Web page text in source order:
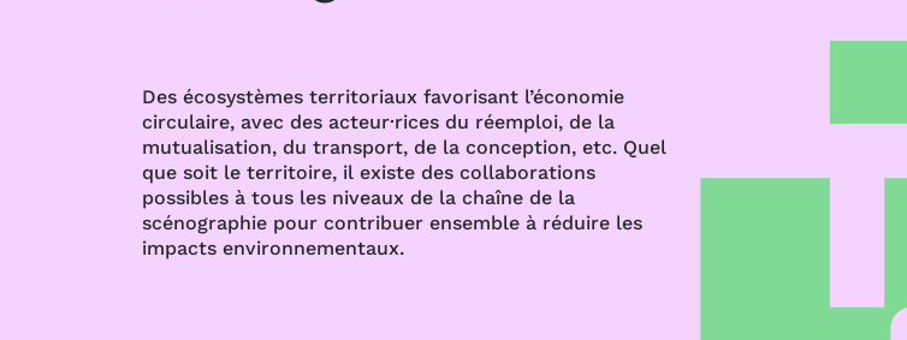
Des écosystèmes territoriaux favorisant l’économie
circulaire, avec des acteur·rices du réemploi, de la
mutualisation, du transport, de la conception, etc. Quel
que soit le territoire, il existe des collaborations
possibles à tous les niveaux de la chaîne de la
scénographie pour contribuer ensemble à réduire les
impacts environnementaux.